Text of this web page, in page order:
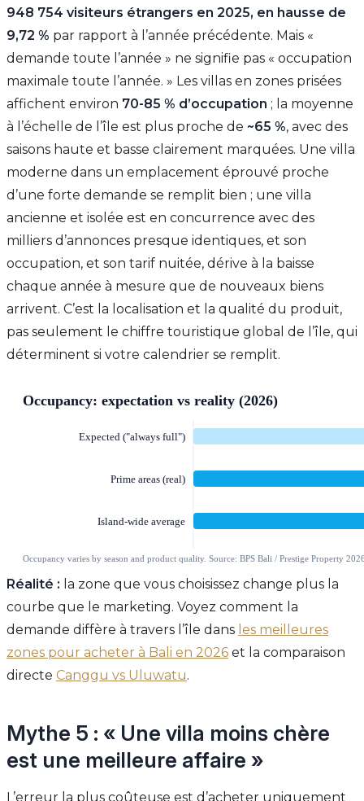
948 754 visiteurs étrangers en 2025, en hausse de
9,72 % par rapport à l’année précédente. Mais «
demande toute l’année » ne signifie pas « occupation
maximale toute l’année. » Les villas en zones prisées
affichent environ 70-85 % d’occupation ; la moyenne
à l’échelle de l’île est plus proche de ~65 %, avec des
saisons haute et basse clairement marquées. Une villa
moderne dans un emplacement éprouvé proche
d’une forte demande se remplit bien ; une villa
ancienne et isolée est en concurrence avec des
milliers d’annonces presque identiques, et son
occupation, et son tarif nuitée, dérive à la baisse
chaque année à mesure que de nouveaux biens
arrivent. C’est la localisation et la qualité du produit,
pas seulement le chiffre touristique global de l’île, qui
déterminent si votre calendrier se remplit.
Réalité : la zone que vous choisissez change plus la
courbe que le marketing. Voyez comment la
demande diffère à travers l’île dans les meilleures
zones pour acheter à Bali en 2026 et la comparaison
directe Canggu vs Uluwatu.
Mythe 5 : « Une villa moins chère
est une meilleure affaire »
L’erreur la plus coûteuse est d’acheter uniquement